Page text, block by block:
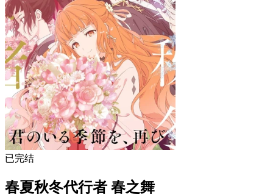
已完结
春夏秋冬代行者 春之舞